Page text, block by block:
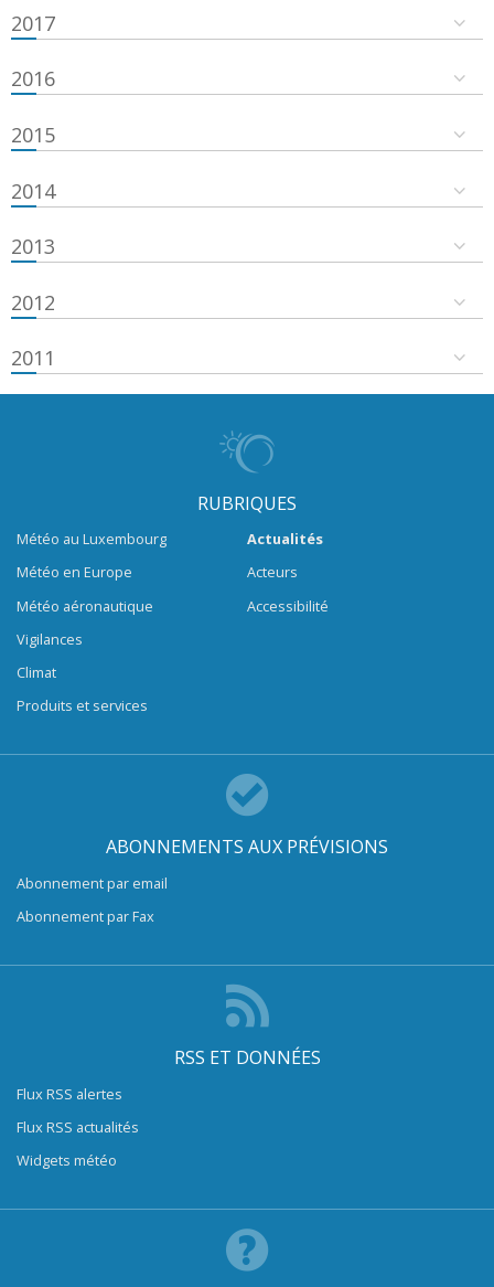
2017
2016
2015
2014
2013
2012
2011
RUBRIQUES
Météo au Luxembourg
Météo en Europe
Météo aéronautique
Vigilances
Climat
Produits et services
Actualités
Acteurs
Accessibilité
ABONNEMENTS AUX PRÉVISIONS
Abonnement par email
Abonnement par Fax
RSS ET DONNÉES
Flux RSS alertes
Flux RSS actualités
Widgets météo